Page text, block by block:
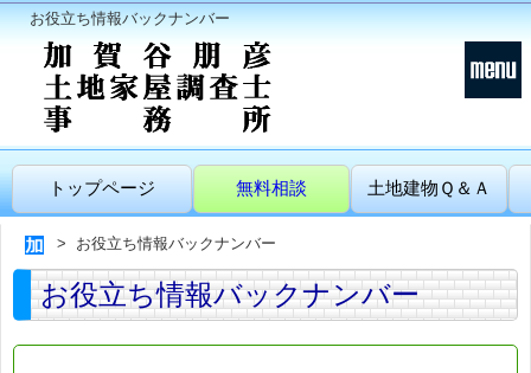
お役立ち情報バックナンバー
トップページ 無料相談 土地建物Ｑ＆Ａ
お役立ち情報バックナンバー
お役立ち情報バックナンバー